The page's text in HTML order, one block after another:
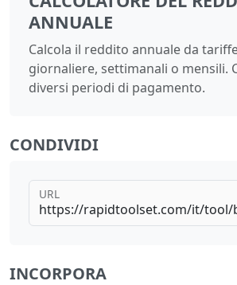
ANNUALE
Calcola il reddito annuale da
giornaliere, settimanali o mensili.
diversi periodi di pagamento.
CONDIVIDI
URL
INCORPORA